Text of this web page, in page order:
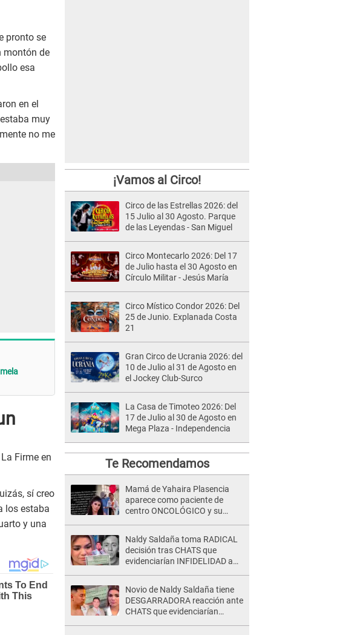
pronto se
montón de
esa
en el
muy
no me
Firme en
sí creo
los estaba
y una
¡Vamos al Circo!
Circo de las Estrellas 2026: del
15 Julio al 30 Agosto. Parque
de las Leyendas - San Miguel
Circo Montecarlo 2026: Del 17
de Julio hasta el 30 Agosto en
Círculo Militar - Jesús María
Circo Místico Condor 2026: Del
25 de Junio. Explanada Costa
21
Gran Circo de Ucrania 2026: del
10 de Julio al 31 de Agosto en
el Jockey Club-Surco
La Casa de Timoteo 2026: Del
17 de Julio al 30 de Agosto en
Mega Plaza - Independencia
Te Recomendamos
Mamá de Yahaira Plasencia
aparece como paciente de
centro ONCOLÓGICO y su
Naldy Saldaña toma RADICAL
decisión tras CHATS que
evidenciarían INFIDELIDAD a
Novio de Naldy Saldaña tiene
DESGARRADORA reacción ante
CHATS que evidenciarían